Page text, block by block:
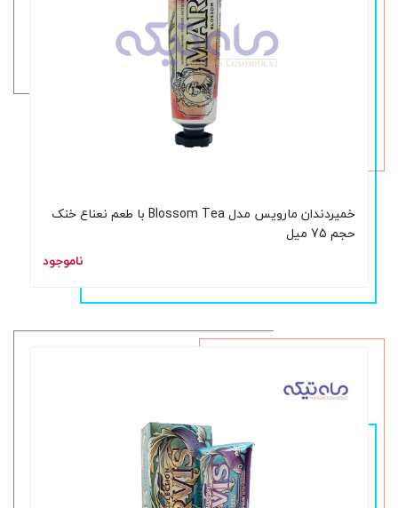
خمیردندان مارویس مدل Blossom Tea با طعم نعناع خنک
حجم 75 میل
ناموجود